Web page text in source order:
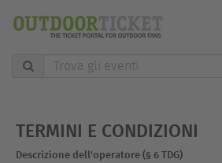
Trova
TERMINI E CONDIZIONI
Descrizione dell'operatore (§ 6 TDG)